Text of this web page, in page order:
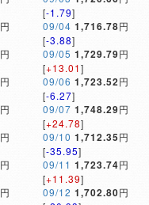
円
円
円
円
円
円
円
[-1.79]
09/04 1,716.78円
[-3.88]
09/05 1,729.79円
[+13.01]
09/06 1,723.52円
[-6.27]
09/07 1,748.29円
[+24.78]
09/10 1,712.35円
[-35.95]
09/11 1,723.74円
[+11.39]
09/12 1,702.80円